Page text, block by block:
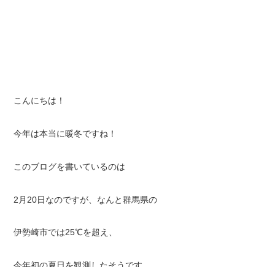
こんにちは！
今年は本当に暖冬ですね！
このブログを書いているのは
2月20日なのですが、なんと群馬県の
伊勢崎市では25℃を超え、